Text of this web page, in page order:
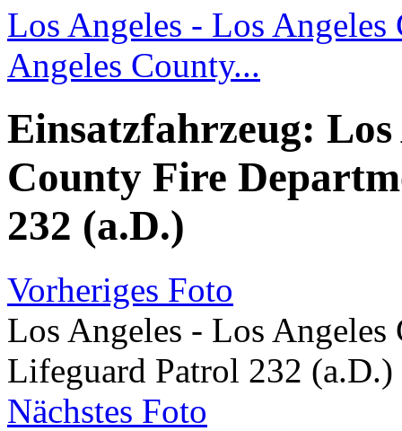
Los Angeles - Los Angeles
Angeles County...
Einsatzfahrzeug: Los
County Fire
232 (a.D.)
Vorheriges Foto
Los Angeles - Los
Lifeguard Patrol 232 (a.D.)
Nächstes Foto